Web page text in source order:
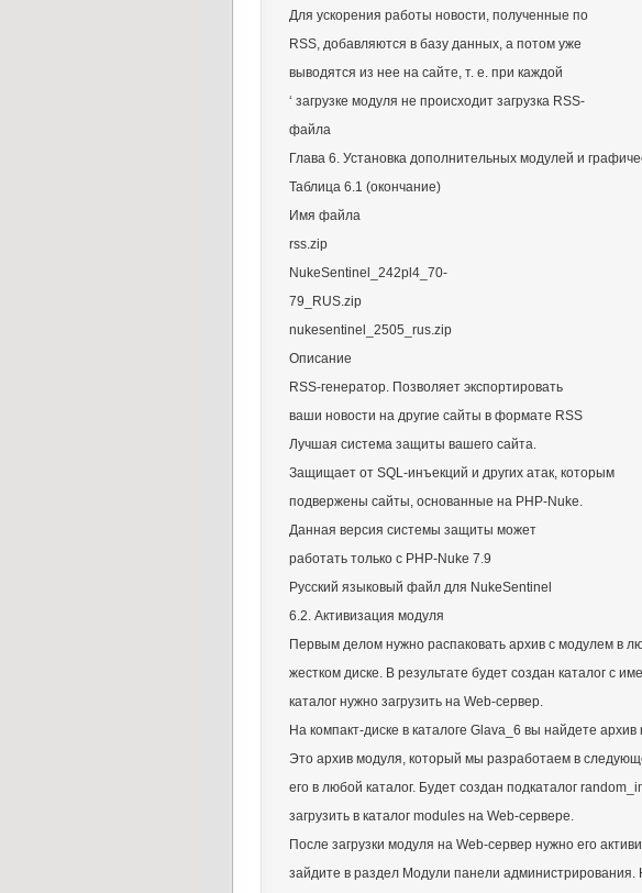
Для ускорения работы новости, полученные по
RSS, добавляются в базу данных, а потом уже
выводятся из нее на сайте, т. е. при каждой
‘ загрузке модуля не происходит загрузка RSS-
файла
Глава 6. Установка дополнительных модулей и
Таблица 6.1 (окончание)
Имя файла
rss.zip
NukeSentinel_242pl4_70-
79_RUS.zip
nukesentinel_2505_rus.zip
Описание
RSS-генератор. Позволяет экспортировать
ваши новости на другие сайты в формате RSS
Лучшая система защиты вашего сайта.
Защищает от SQL-инъекций и других атак, которым
подвержены сайты, основанные на PHP-Nuke.
Данная версия системы защиты может
работать только с PHP-Nuke 7.9
Русский языковый файл для NukeSentinel
6.2. Активизация модуля
Первым делом нужно распаковать архив с модулем в
жестком диске. В результате будет создан каталог с
каталог нужно загрузить на Web-сервер.
На компакт-диске в каталоге Glava_6 вы найдете
Это архив модуля, который мы разработаем в
его в любой каталог. Будет создан подкаталог
загрузить в каталог modules на Web-сервере.
После загрузки модуля на Web-сервер нужно его
зайдите в раздел Модули панели администрирования.